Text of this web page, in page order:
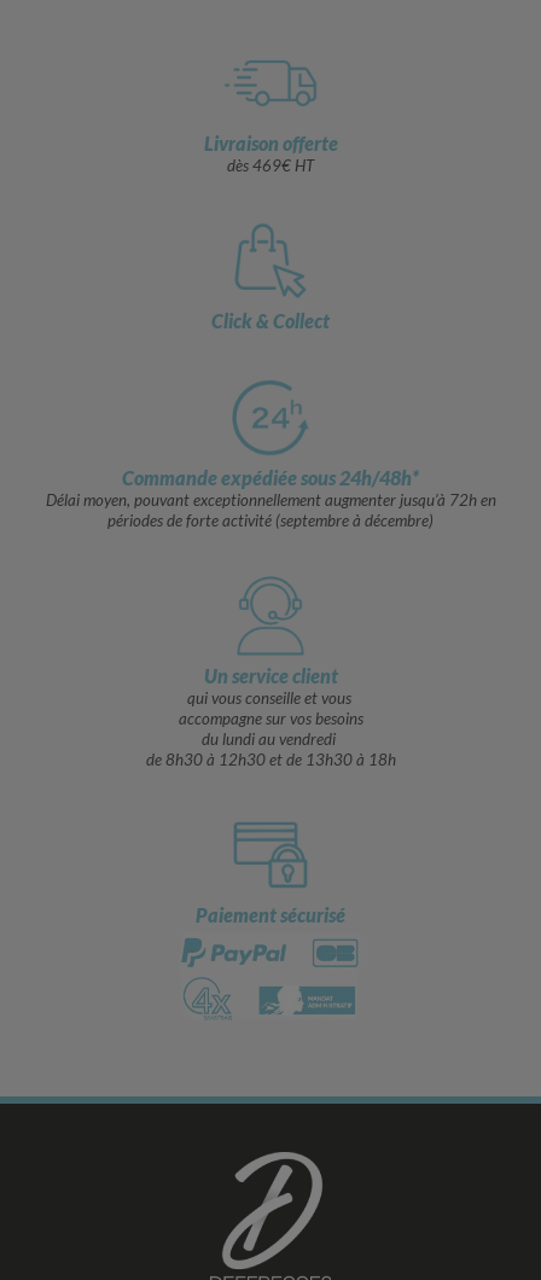
Livraison offerte
dès 469€ HT
Click & Collect
Commande expédiée sous 24h/48h*
Délai moyen, pouvant exceptionnellement augmenter jusqu’à 72h en
périodes de forte activité (septembre à décembre)
Un service client
qui vous conseille et vous
accompagne sur vos besoins
du lundi au vendredi
de 8h30 à 12h30 et de 13h30 à 18h
Paiement sécurisé